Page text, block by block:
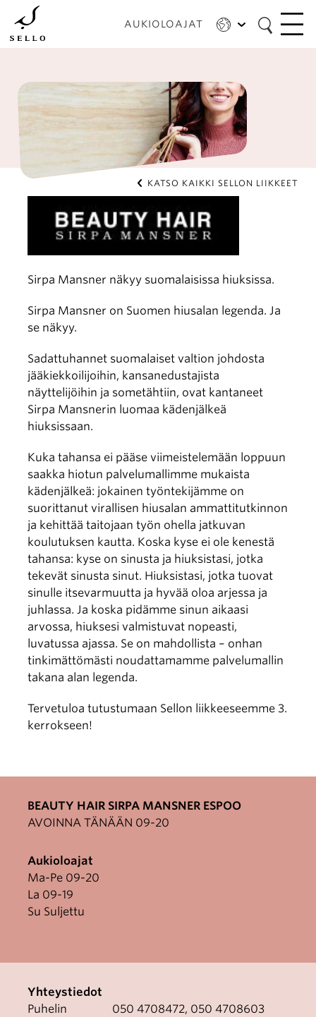
Hyppää
pääsisältöön
AUKIOLOAJAT
KATSO KAIKKI SELLON LIIKKEET
Sirpa Mansner näkyy suomalaisissa hiuksissa.
Sirpa Mansner on Suomen hiusalan legenda. Ja
se näkyy.
Sadattuhannet suomalaiset valtion johdosta
jääkiekkoilijoihin, kansanedustajista
näyttelijöihin ja sometähtiin, ovat kantaneet
Sirpa Mansnerin luomaa kädenjälkeä
hiuksissaan.
Kuka tahansa ei pääse viimeistelemään loppuun
saakka hiotun palvelumallimme mukaista
kädenjälkeä: jokainen työntekijämme on
suorittanut virallisen hiusalan ammattitutkinnon
ja kehittää taitojaan työn ohella jatkuvan
koulutuksen kautta. Koska kyse ei ole kenestä
tahansa: kyse on sinusta ja hiuksistasi, jotka
tekevät sinusta sinut. Hiuksistasi, jotka tuovat
sinulle itsevarmuutta ja hyvää oloa arjessa ja
juhlassa. Ja koska pidämme sinun aikaasi
arvossa, hiuksesi valmistuvat nopeasti,
luvatussa ajassa. Se on mahdollista – onhan
tinkimättömästi noudattamamme palvelumallin
takana alan legenda.
Tervetuloa tutustumaan Sellon liikkeeseemme 3.
kerrokseen!
BEAUTY HAIR SIRPA MANSNER ESPOO
AVOINNA TÄNÄÄN 09-20
Aukioloajat
Ma-Pe 09-20
La 09-19
Su Suljettu
Yhteystiedot
Puhelin
050 4708472, 050 4708603